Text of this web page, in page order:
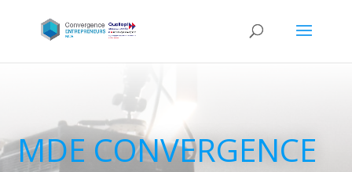
MDE CONVERGENCE